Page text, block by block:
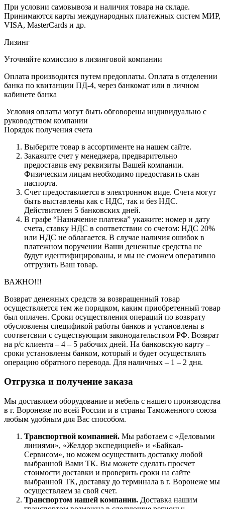
При условии самовывоза и наличия товара на складе.
Принимаются карты международных платежных систем МИР,
VISA, MasterCards и др.
Лизинг
Уточняйте комиссию в лизинговой компании
Оплата производится путем предоплаты. Оплата в отделении
банка по квитанции ПД-4, через банкомат или в личном
кабинете банка
Условия оплаты могут быть обговорены индивидуально с
руководством компании
Порядок получения счета
Выберите товар в ассортименте на нашем сайте.
Закажите счет у менеджера, предварительно
предоставив ему реквизиты Вашей компании.
Физическим лицам необходимо предоставить скан
паспорта.
Счет предоставляется в электронном виде. Счета могут
быть выставлены как с НДС, так и без НДС.
Действителен 5 банковских дней.
В графе “Назначение платежа” укажите: номер и дату
счета, ставку НДС в соответствии со счетом: НДС 20%
или НДС не облагается. В случае наличия ошибок в
платежном поручении Ваши денежные средства не
будут идентифицированы, и мы не сможем оперативно
отгрузить Ваш товар.
ВАЖНО!!!
Возврат денежных средств за возвращенный товар
осуществляется тем же порядком, каким приобретенный товар
был оплачен. Сроки осуществления операций по возврату
обусловлены спецификой работы банков и установлены в
соответсвии с существующим законодательством РФ. Возврат
на р/с клиента – 4 – 5 рабочих дней. На банковскую карту –
сроки установлены банком, который и будет осуществлять
операцию обратного перевода. Для наличных – 1 – 2 дня.
Отгрузка и получение заказа
Мы доставляем оборудование и мебель с нашего производства
в г. Воронеже по всей России и в страны Таможенного союза
любым удобным для Вас способом.
Транспортной компанией. Мы работаем с «Деловыми
линиями», «Желдор экспедицией» и «Байкал-
Сервисом», но можем осуществить доставку любой
выбранной Вами ТК. Вы можете сделать просчет
стоимости доставки и проверить сроки на сайте
выбранной ТК, доставку до терминала в г. Воронеже мы
осуществляем за свой счет.
Транспортом нашей компании. Доставка нашим